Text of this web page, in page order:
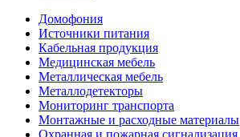
Домофония
Источники питания
Кабельная продукция
Медицинская мебель
Металлическая мебель
Металлодетекторы
Мониторинг транспорта
Монтажные и расходные материалы
Охранная и пожарная сигнализация